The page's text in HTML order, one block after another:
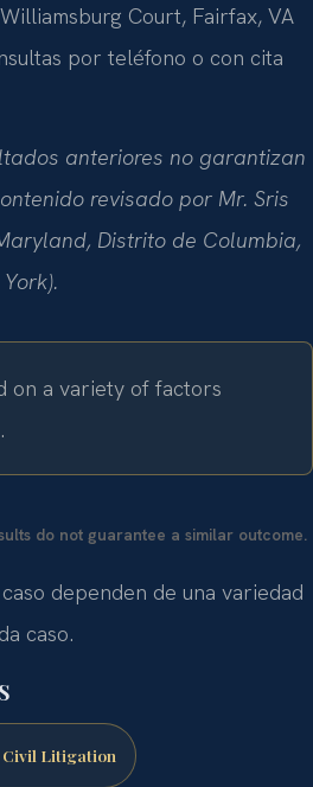
Court, Fairfax, VA
por teléfono o con cita
anteriores no garantizan
revisado por Mr. Sris
Distrito de Columbia,
on a variety of factors
do not guarantee a similar outcome.
dependen de una variedad
caso.
Civil Litigation